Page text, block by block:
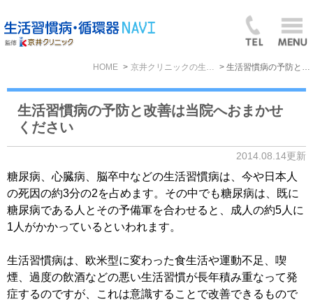
HOME
生活習慣病の予防と改善は当院へおまかせ
ください
2014.08.14更新
糖尿病、心臓病、脳卒中などの生活習慣病は、今や日本人
の死因の約3分の2を占めます。その中でも糖尿病は、既に
糖尿病である人とその予備軍を合わせると、成人の約5人に
1人がかかっているといわれます。
生活習慣病は、欧米型に変わった食生活や運動不足、喫
煙、過度の飲酒などの悪い生活習慣が長年積み重なって発
症するのですが、これは意識することで改善できるもので